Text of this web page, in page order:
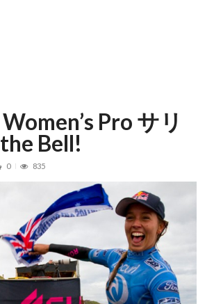
Pro サリ
Bell!
0 835